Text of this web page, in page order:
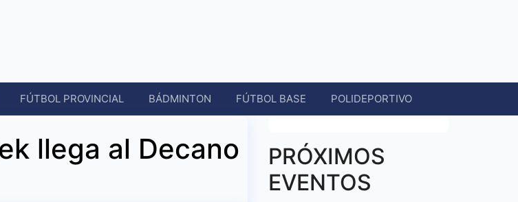
FÚTBOL PROVINCIAL BÁDMINTON FÚTBOL BASE POLIDEPORTIVO
llega al Decano
PRÓXIMOS
EVENTOS